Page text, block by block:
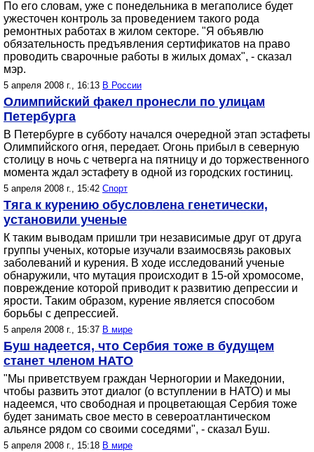
По его словам, уже с понедельника в мегаполисе будет
ужесточен контроль за проведением такого рода
ремонтных работах в жилом секторе. "Я объявлю
обязательность предъявления сертификатов на право
проводить сварочные работы в жилых домах", - сказал
мэр.
5 апреля 2008 г., 16:13 В России
Олимпийский факел пронесли по улицам
Петербурга
В Петербурге в субботу начался очередной этап эстафеты
Олимпийского огня, передает. Огонь прибыл в северную
столицу в ночь с четверга на пятницу и до торжественного
момента ждал эстафету в одной из городских гостиниц.
5 апреля 2008 г., 15:42 Спорт
Тяга к курению обусловлена генетически,
установили ученые
К таким выводам пришли три независимые друг от друга
группы ученых, которые изучали взаимосвязь раковых
заболеваний и курения. В ходе исследований ученые
обнаружили, что мутация происходит в 15-ой хромосоме,
повреждение которой приводит к развитию депрессии и
ярости. Таким образом, курение является способом
борьбы с депрессией.
5 апреля 2008 г., 15:37 В мире
Буш надеется, что Сербия тоже в будущем
станет членом НАТО
"Мы приветствуем граждан Черногории и Македонии,
чтобы развить этот диалог (о вступлении в НАТО) и мы
надеемся, что свободная и процветающая Сербия тоже
будет занимать свое место в североатлантическом
альянсе рядом со своими соседями", - сказал Буш.
5 апреля 2008 г., 15:18 В мире